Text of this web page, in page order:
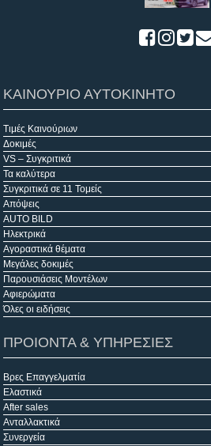
ΚΑΙΝΟΥΡΙΟ ΑΥΤΟΚΙΝΗΤΟ
Τιμές Καινούριων
Δοκιμές
VS – Συγκριτικά
Τα καλύτερα
Συγκριτικά σε 11 Τομείς
Απόψεις
AUTO BILD
Ηλεκτρικά
Αγοραστικά θέματα
Μεγάλες δοκιμές
Παρουσιάσεις Μοντέλων
Αφιερώματα
Όλες οι ειδήσεις
ΠΡΟΙΟΝΤΑ & ΥΠΗΡΕΣΙΕΣ
Βρες Επαγγελματία
Ελαστικά
After sales
Ανταλλακτικά
Συνεργεία